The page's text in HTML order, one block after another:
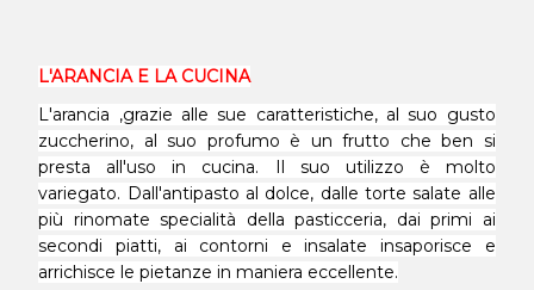
L'ARANCIA E LA CUCINA
L'arancia ,grazie alle sue caratteristiche, al suo gusto
zuccherino, al suo profumo è un frutto che ben si
presta all'uso in cucina. Il suo utilizzo è molto
variegato. Dall'antipasto al dolce, dalle torte salate alle
più rinomate specialità della pasticceria, dai primi ai
secondi piatti, ai contorni e insalate insaporisce e
arrichisce le pietanze in maniera eccellente.